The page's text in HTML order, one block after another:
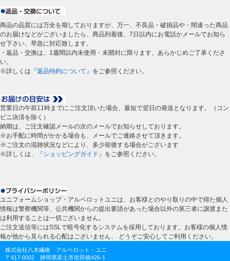
商品の品質には万全を期しておりますが、万一、不良品・破損品や・間違った商品
のお届けなどがございましたら、商品到着後、7日以内にお電話かメールでお知ら
せ下さい、早急に対応致します。
・返品・交換は、1週間以内未使用・未開封に限ります、あらかじめご了承くださ
い。
※詳しくは 『返品特約について』 をご参照ください。
営業日の午前11時までにご注文頂いた場合、最短で翌日の発送となります。（コン
ビニ決済を除く）
納期は、ご注文確認メールの次のメールでお知らせしております。
※お手配に時間がかかる場合も、メールでご連絡させて頂きます。
※ご注文の混雑状況などにより、多少前後する場合がございます
※詳しくは、
『ショッピングガイド』 をご参照ください。
ユニフォームショップ・アルベロットユニは、お客様とのやり取りの中で得た個人
情報は警察機関等、公共機関からの提出要請があった場合以外の第三者に譲渡また
は利用することは一切ございません。
ご注文送信等にはSSLで暗号化するシステムを採用しております。お客様の個人情
報が他から見られる心配はございません、 どうぞご安心してご利用ください。
株式会社八木繊維 アルベロット・ユニ
〒417-0002 静岡県富士市依田橋426-1